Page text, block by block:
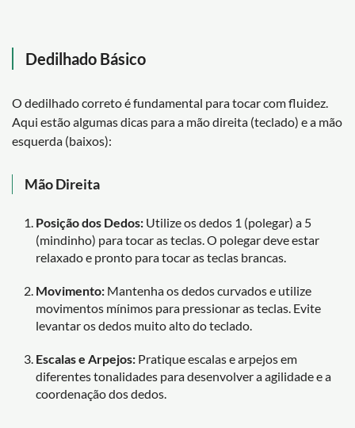
Dedilhado Básico
O dedilhado correto é fundamental para tocar com fluidez.
Aqui estão algumas dicas para a mão direita (teclado) e a mão
esquerda (baixos):
Mão Direita
Posição dos Dedos: Utilize os dedos 1 (polegar) a 5
(mindinho) para tocar as teclas. O polegar deve estar
relaxado e pronto para tocar as teclas brancas.
Movimento: Mantenha os dedos curvados e utilize
movimentos mínimos para pressionar as teclas. Evite
levantar os dedos muito alto do teclado.
Escalas e Arpejos: Pratique escalas e arpejos em
diferentes tonalidades para desenvolver a agilidade e a
coordenação dos dedos.